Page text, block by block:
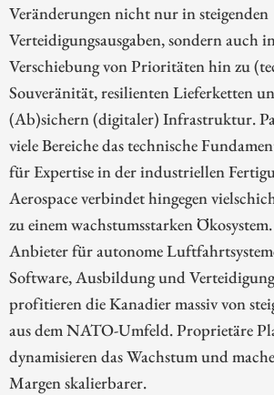
Veränderungen nicht nur in steigenden
Verteidigungsausgaben, sondern auch
Verschiebung von Prioritäten hin zu
Souveränität, resilienten Lieferketten
(Ab)sichern (digitaler) Infrastruktur.
viele Bereiche das technische
für Expertise in der industriellen
Aerospace verbindet hingegen
zu einem wachstumsstarken
Anbieter für autonome
Software, Ausbildung und
profitieren die Kanadier massiv von
aus dem NATO-Umfeld. Proprietäre
dynamisieren das Wachstum und
Margen skalierbarer.